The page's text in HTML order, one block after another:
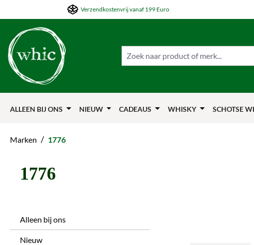
de hoofdinhoud springen
Naar de zoekfunctie springen
Naar de hoofdnavigation springen
Verzendkostenvrij vanaf 199 Euro
ALLEEN BIJ ONS NIEUW CADEAUS WHISKY SCHOTSE
Marken / 1776
1776
Alleen bij ons
Nieuw